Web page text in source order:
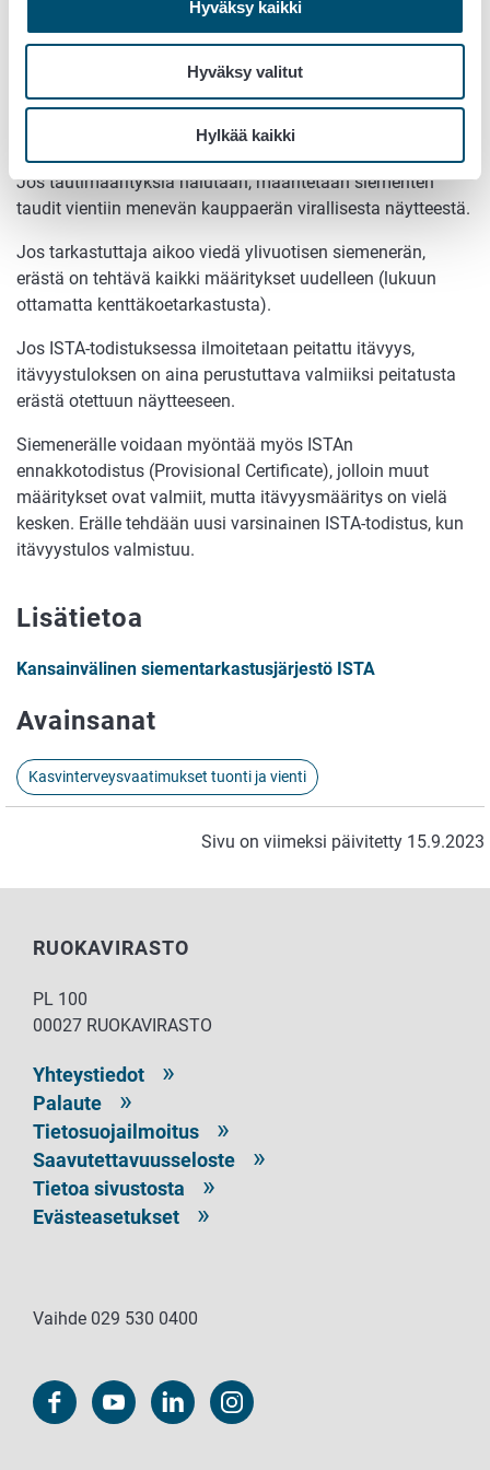
Hyväksy kaikki
Hyväksy valitut
Hylkää kaikki
tehtäviin tutkimuksiin
Kaikki yhdessä tutkimustodistuksessa mainitut
määritykset on tehtävä samasta virallisesta näytteestä,
joka edustaa koko siemenerää.
Jos tautimäärityksiä halutaan, määritetään siementen
taudit vientiin menevän kauppaerän virallisesta näytteestä.
Jos tarkastuttaja aikoo viedä ylivuotisen siemenerän,
erästä on tehtävä kaikki määritykset uudelleen (lukuun
ottamatta kenttäkoetarkastusta).
Jos ISTA-todistuksessa ilmoitetaan peitattu itävyys,
itävyystuloksen on aina perustuttava valmiiksi peitatusta
erästä otettuun näytteeseen.
Siemenerälle voidaan myöntää myös ISTAn
ennakkotodistus (Provisional Certificate), jolloin muut
määritykset ovat valmiit, mutta itävyysmääritys on vielä
kesken. Erälle tehdään uusi varsinainen ISTA-todistus, kun
itävyystulos valmistuu.
Lisätietoa
Kansainvälinen siementarkastusjärjestö ISTA
Avainsanat
Kasvinterveysvaatimukset tuonti ja vienti
Sivu on viimeksi päivitetty 15.9.2023
RUOKAVIRASTO
PL 100
00027 RUOKAVIRASTO
Yhteystiedot
Palaute
Tietosuojailmoitus
Saavutettavuusseloste
Tietoa sivustosta
Evästeasetukset
Vaihde 029 530 0400